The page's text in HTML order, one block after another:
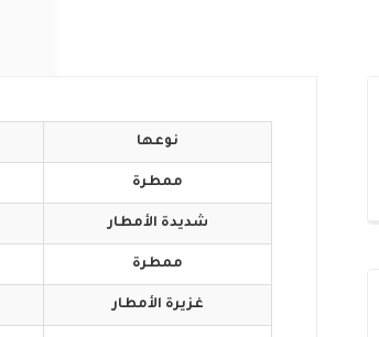
نوعها
ممطرة
شديدة الأمطار
ممطرة
غزيرة الأمطار